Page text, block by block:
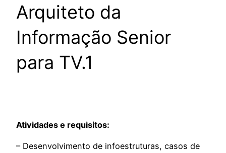
Arquiteto da
Informação Senior
para TV.1
Atividades e requisitos:
– Desenvolvimento de infoestruturas, casos de